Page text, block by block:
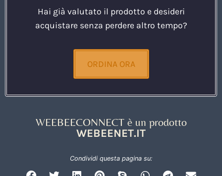
Hai già valutato il prodotto e desideri
acquistare senza perdere altro tempo?
ORDINA ORA
WEEBEECONNECT è un prodotto
WEBEENET.IT
Condividi questa pagina su: